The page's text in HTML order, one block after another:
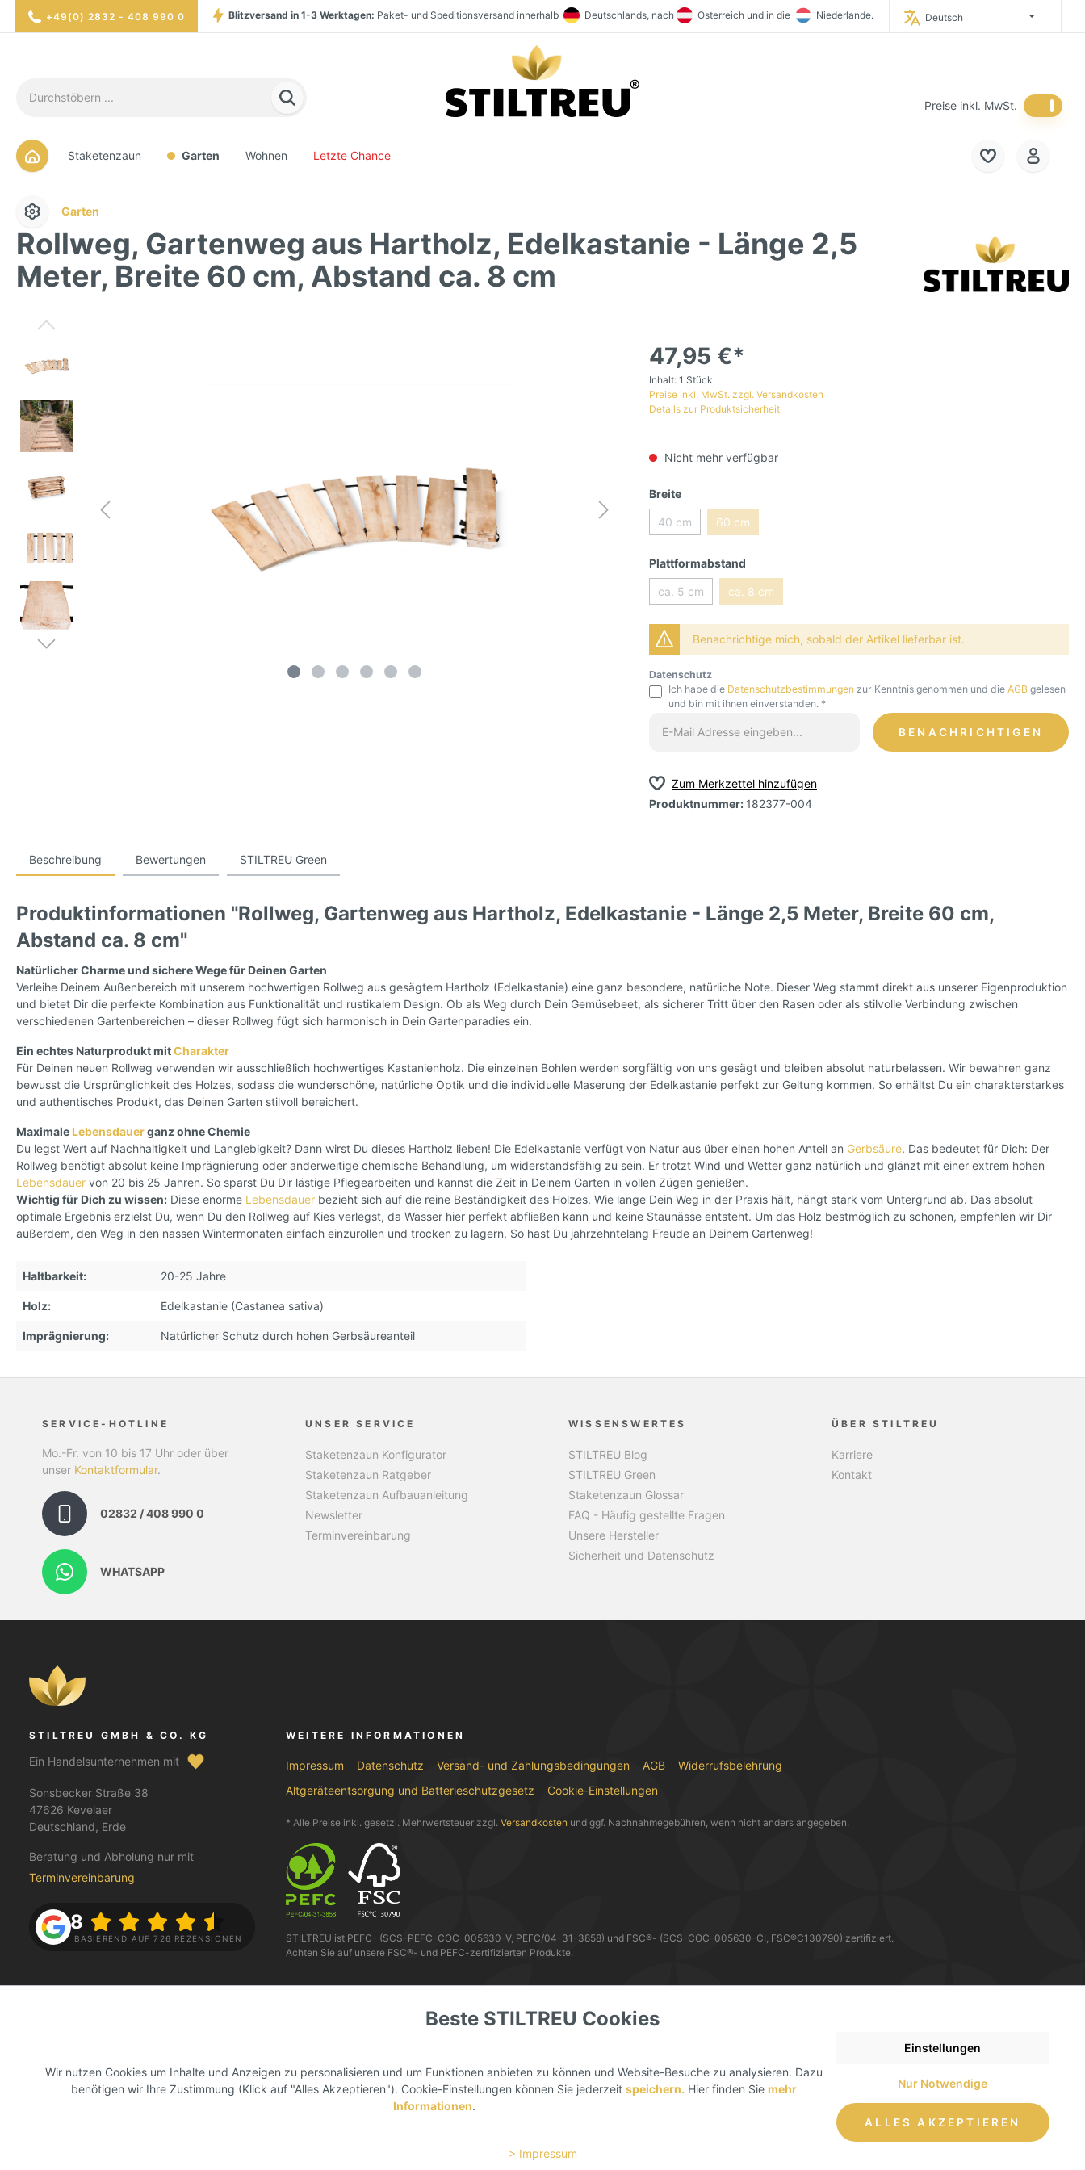
+49(0) 2832 - 408 990 0 Blitzversand in 1-3 Werktagen: Paket- und Speditionsversand innerhalb Deutschlands, nach Österreich und in die Niederlande.
Staketenzaun Vollsortiment und stets hohe Warenverfügbarkeit. Größter Direktimporteur Deutschlands.
SSL-verschlüsselt und DSGVO-konform online einkaufen. Serverstandort in Deutschland.
Deutsch
Preise inkl. MwSt.
Staketenzaun Garten Wohnen Letzte Chance
Garten
Rollweg, Gartenweg aus Hartholz, Edelkastanie - Länge 2,5
Meter, Breite 60 cm, Abstand ca. 8 cm
47,95 €*
Inhalt: 1 Stück
Preise inkl. MwSt. zzgl. Versandkosten
Details zur Produktsicherheit
Nicht mehr verfügbar
Breite
40 cm 60 cm
Plattformabstand
ca. 5 cm ca. 8 cm
Benachrichtige mich, sobald der Artikel lieferbar ist.
Datenschutz
Ich habe die Datenschutzbestimmungen zur Kenntnis genommen und die AGB gelesen
und bin mit ihnen einverstanden. *
BENACHRICHTIGEN
Zum Merkzettel hinzufügen
Produktnummer: 182377-004
Beschreibung Bewertungen STILTREU Green
Produktinformationen "Rollweg, Gartenweg aus Hartholz, Edelkastanie - Länge 2,5 Meter, Breite 60 cm,
Abstand ca. 8 cm"
Natürlicher Charme und sichere Wege für Deinen Garten
Verleihe Deinem Außenbereich mit unserem hochwertigen Rollweg aus gesägtem Hartholz (Edelkastanie) eine ganz besondere, natürliche Note. Dieser Weg stammt direkt aus unserer Eigenproduktion
und bietet Dir die perfekte Kombination aus Funktionalität und rustikalem Design. Ob als Weg durch Dein Gemüsebeet, als sicherer Tritt über den Rasen oder als stilvolle Verbindung zwischen
verschiedenen Gartenbereichen – dieser Rollweg fügt sich harmonisch in Dein Gartenparadies ein.
Ein echtes Naturprodukt mitCharakter
Für Deinen neuen Rollweg verwenden wir ausschließlich hochwertiges Kastanienholz. Die einzelnen Bohlen werden sorgfältig von uns gesägt und bleiben absolut naturbelassen. Wir bewahren ganz
bewusst die Ursprünglichkeit des Holzes, sodass die wunderschöne, natürliche Optik und die individuelle Maserung der Edelkastanie perfekt zur Geltung kommen. So erhältst Du ein charakterstarkes
und authentisches Produkt, das Deinen Garten stilvoll bereichert.
Maximale Lebensdauerganz ohne Chemie
Du legst Wert auf Nachhaltigkeit und Langlebigkeit? Dann wirst Du dieses Hartholz lieben! Die Edelkastanie verfügt von Natur aus über einen hohen Anteil an Gerbsäure. Das bedeutet für Dich: Der
Rollweg benötigt absolut keine Imprägnierung oder anderweitige chemische Behandlung, um widerstandsfähig zu sein. Er trotzt Wind und Wetter ganz natürlich und glänzt mit einer extrem hohen
Lebensdauer von 20 bis 25 Jahren. So sparst Du Dir lästige Pflegearbeiten und kannst die Zeit in Deinem Garten in vollen Zügen genießen.
Wichtig für Dich zu wissen: Diese enorme Lebensdauer bezieht sich auf die reine Beständigkeit des Holzes. Wie lange Dein Weg in der Praxis hält, hängt stark vom Untergrund ab. Das absolut
optimale Ergebnis erzielst Du, wenn Du den Rollweg auf Kies verlegst, da Wasser hier perfekt abfließen kann und keine Staunässe entsteht. Um das Holz bestmöglich zu schonen, empfehlen wir Dir
außerdem, den Weg in den nassen Wintermonaten einfach einzurollen und trocken zu lagern. So hast Du jahrzehntelang Freude an Deinem Gartenweg!
Haltbarkeit: 20-25 Jahre
Holz: Edelkastanie (Castanea sativa)
Imprägnierung: Natürlicher Schutz durch hohen Gerbsäureanteil
SERVICE-HOTLINE
Mo.-Fr. von 10 bis 17 Uhr oder über
unser Kontaktformular.
02832 / 408 990 0
WHATSAPP
UNSER SERVICE
Staketenzaun Konfigurator
Staketenzaun Ratgeber
Staketenzaun Aufbauanleitung
Newsletter
Terminvereinbarung
WISSENSWERTES
STILTREU Blog
STILTREU Green
Staketenzaun Glossar
FAQ - Häufig gestellte Fragen
Unsere Hersteller
Sicherheit und Datenschutz
ÜBER STILTREU
Karriere
Kontakt
STILTREU GMBH & CO. KG
Ein Handelsunternehmen mit
Sonsbecker Straße 38
47626 Kevelaer
Deutschland, Erde
Beratung und Abholung nur mit
Terminvereinbarung
4.8
BASIEREND AUF 726 REZENSIONEN
WEITERE INFORMATIONEN
Impressum Datenschutz Versand- und Zahlungsbedingungen AGB
Widerrufsbelehrung
Altgeräteentsorgung und Batterieschutzgesetz
Cookie-Einstellungen
* Alle Preise inkl. gesetzl. Mehrwertsteuer zzgl. Versandkosten und ggf. Nachnahmegebühren, wenn nicht anders angegeben.
STILTREU ist PEFC- (SCS-PEFC-COC-005630-V, PEFC/04-31-3858) und FSC®- (SCS-COC-005630-CI, FSC®C130790) zertifiziert.
Achten Sie auf unsere FSC®- und PEFC-zertifizierten Produkte.
FOLGE UNS AUF BEZAHLEN KANNST DU MIT WIR LIEFERN DIR DEINE BESTELLUNG MIT
Beste STILTREU Cookies
Wir nutzen Cookies um Inhalte und Anzeigen zu personalisieren und um Funktionen anbieten zu können und Website-Besuche zu analysieren. Dazu
benötigen wir Ihre Zustimmung (Klick auf "Alles Akzeptieren"). Cookie-Einstellungen können Sie jederzeitspeichern. Hier finden Siemehr
Informationen.
Einstellungen
Nur Notwendige
ALLES AKZEPTIEREN
> Impressum